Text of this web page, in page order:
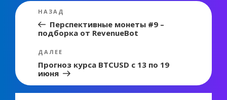
Навигация
записям
Предыдущая
запись:
НАЗАД
Перспективные монеты #9 –
подборка от RevenueBot
Следующая
запись
ДАЛЕЕ
Прогноз курса BTCUSD с 13 по 19
июня